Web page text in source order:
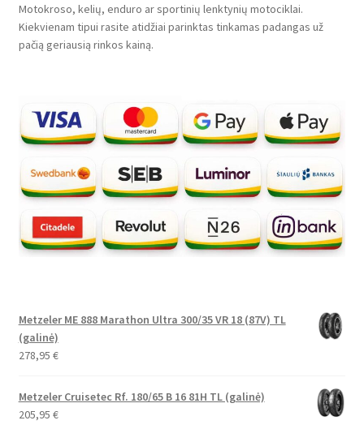
Motokroso, kelių, enduro ar sportinių lenktynių motociklai.
Kiekvienam tipui rasite atidžiai parinktas tinkamas padangas už
pačią geriausią rinkos kainą.
Metzeler ME 888 Marathon Ultra 300/35 VR 18 (87V) TL
(galinė)
278,95 €
Metzeler Cruisetec Rf. 180/65 B 16 81H TL (galinė)
205,95 €